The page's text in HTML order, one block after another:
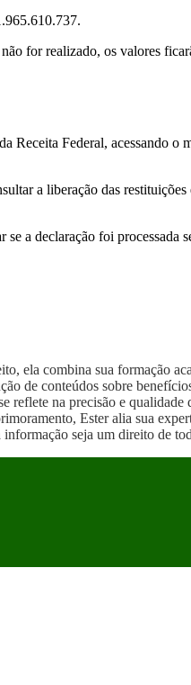
for realizado, os valores
Receita Federal, acessando o
a liberação das
a declaração foi processada
ela combina sua formação
de conteúdos sobre
reflete na precisão e qualidade
Ester alia sua
seja um direito de